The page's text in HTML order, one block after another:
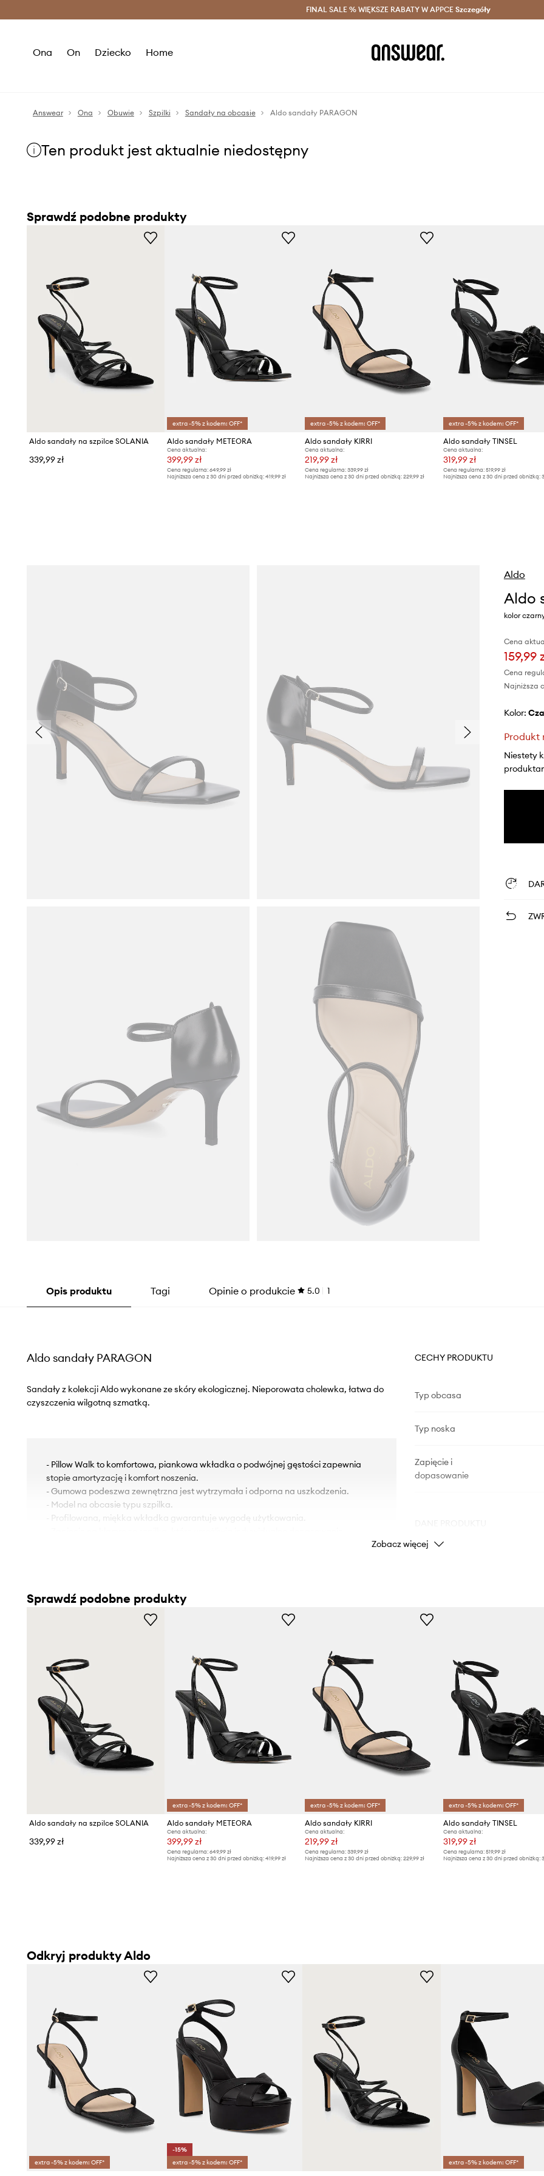
Oszczędzaj z Answear Club > Dostawa nawet w 24h >
FINAL SALE % WIĘKSZE RABATY W APPCE Szczegóły
Ona On Dziecko Home
Answear Ona Obuwie Szpilki Sandały na obcasie Aldo sandały PARAGON
Ten produkt jest aktualnie niedostępny
Sprawdź podobne produkty
Aldo sandały na szpilce SOLANIA
339,99 zł
extra -5% z kodem: OFF*
Aldo sandały METEORA
Cena aktualna:
399,99 zł
Cena regularna:649,99 zł
Najniższa cena z 30 dni przed obniżką:419,99 zł
extra -5% z kodem: OFF*
Aldo sandały KIRRI
Cena aktualna:
219,99 zł
Cena regularna: 339,99 zł
Najniższa cena z 30 dni przed obniżką: 229,99 zł
extra -5% z kodem: OFF*
Aldo sandały TINSEL
Cena aktualna:
319,99 zł
Cena regularna: 519,99 zł
Najniższa cena z 30 dni przed obniżką:
Aldo
Aldo
kolor
Cena
159,99
Cena
Najniższa
Kolor:
Produkt
Niestety
Opis produktu Tagi Opinie o produkcie 5.0 1
Aldo sandały PARAGON
Sandały z kolekcji Aldo wykonane ze skóry ekologicznej. Nieporowata cholewka, łatwa do
czyszczenia wilgotną szmatką.
- Pillow Walk to komfortowa, piankowa wkładka o podwójnej gęstości zapewnia
stopie amortyzację i komfort noszenia.
- Gumowa podeszwa zewnętrzna jest wytrzymała i odporna na uszkodzenia.
- Model na obcasie typu szpilka.
- Profilowana, miękka wkładka gwarantuje wygodę użytkowania.
CECHY PRODUKTU
Typ obcasa
Typ noska
Zapięcie i
dopasowanie
Marka
ID Produktu
Zobacz więcej
Sprawdź podobne produkty
Aldo sandały na szpilce SOLANIA
339,99 zł
extra -5% z kodem: OFF*
Aldo sandały METEORA
Cena aktualna:
399,99 zł
Cena regularna:649,99 zł
Najniższa cena z 30 dni przed obniżką:419,99 zł
extra -5% z kodem: OFF*
Aldo sandały KIRRI
Cena aktualna:
219,99 zł
Cena regularna: 339,99 zł
Najniższa cena z 30 dni przed obniżką: 229,99 zł
extra -5% z kodem: OFF*
Aldo sandały TINSEL
Cena aktualna:
319,99 zł
Cena regularna: 519,99 zł
Najniższa cena z 30 dni przed obniżką:
Odkryj produkty Aldo
extra -5% z kodem: OFF*
-15%
extra -5% z kodem: OFF*
extra -5% z kodem: OFF*